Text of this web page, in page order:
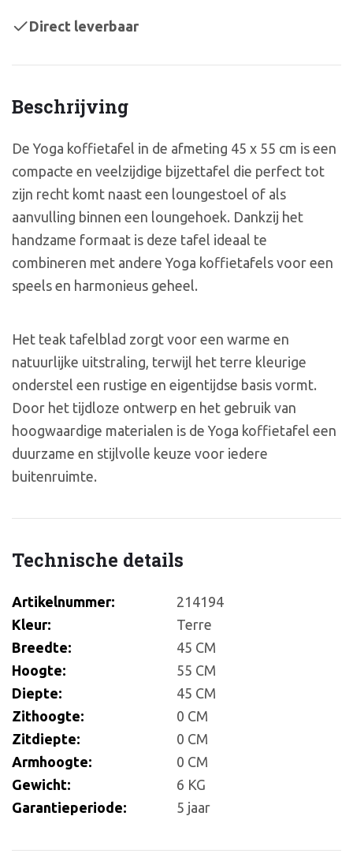
Beschrijving
De Yoga koffietafel in de afmeting 45 x 55 cm is een
compacte en veelzijdige bijzettafel die perfect tot
zijn recht komt naast een loungestoel of als
aanvulling binnen een loungehoek. Dankzij het
handzame formaat is deze tafel ideaal te
combineren met andere Yoga koffietafels voor een
speels en harmonieus geheel.
Het teak tafelblad zorgt voor een warme en
natuurlijke uitstraling, terwijl het terre kleurige
onderstel een rustige en eigentijdse basis vormt.
Door het tijdloze ontwerp en het gebruik van
hoogwaardige materialen is de Yoga koffietafel een
duurzame en stijlvolle keuze voor iedere
buitenruimte.
Technische details
Artikelnummer:
214194
Kleur:
Terre
Breedte:
45 CM
Hoogte:
55 CM
Diepte:
45 CM
Zithoogte:
0 CM
Zitdiepte:
0 CM
Armhoogte:
0 CM
Gewicht:
6 KG
Garantieperiode:
5 jaar
Direct leverbaar